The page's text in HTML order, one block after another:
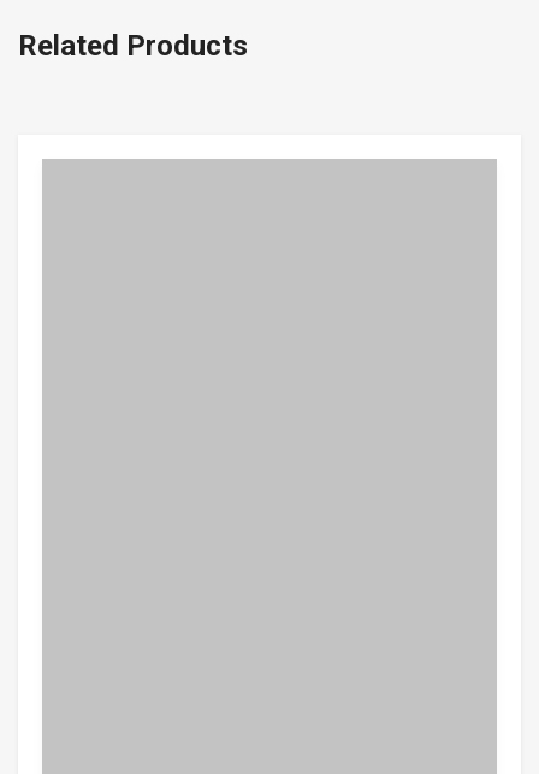
Related Products